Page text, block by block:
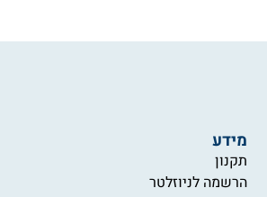
מידע
תקנון
הרשמה לניוזלטר